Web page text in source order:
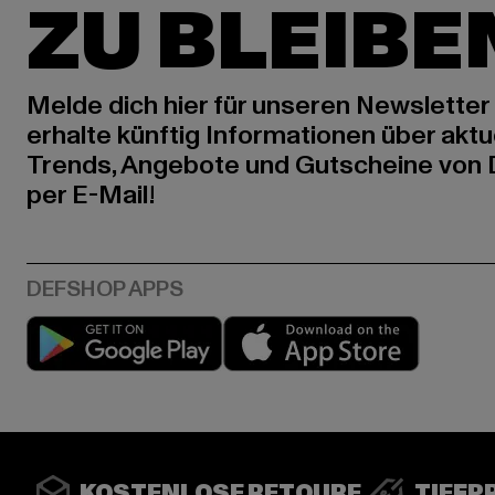
ZU
Melde dich hier für unseren Newsletter
erhalte künftig Informationen über
Trends, Angebote und Gutscheine von
per E-Mail!
Play market